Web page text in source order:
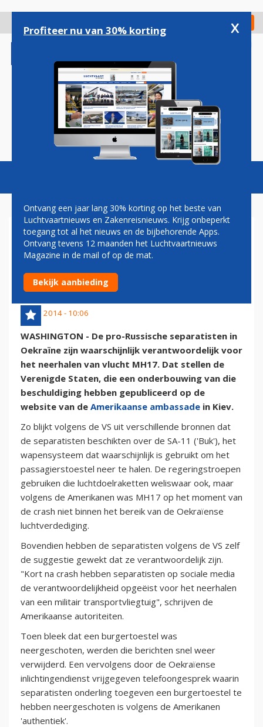
gaan
Check in
Magazine Podcasts Vacatures
AMERIKANEN PUBLICEREN
LIJST VAN 'BEWIJZEN' TEGEN
SEPARATISTEN
21 juli 2014 - 10:06
WASHINGTON - De pro-Russische separatisten in
Oekraïne zijn waarschijnlijk verantwoordelijk voor
het neerhalen van vlucht MH17. Dat stellen de
Verenigde Staten, die een onderbouwing van die
beschuldiging hebben gepubliceerd op de
website van de Amerikaanse ambassade in Kiev.
Zo blijkt volgens de VS uit verschillende bronnen dat
de separatisten beschikten over de SA-11 ('Buk'), het
wapensysteem dat waarschijnlijk is gebruikt om het
passagierstoestel neer te halen. De regeringstroepen
gebruiken die luchtdoelraketten weliswaar ook, maar
volgens de Amerikanen was MH17 op het moment van
de crash niet binnen het bereik van de Oekraïense
luchtverdediging.
Bovendien hebben de separatisten volgens de VS zelf
de suggestie gewekt dat ze verantwoordelijk zijn.
"Kort na crash hebben separatisten op sociale media
de verantwoordelijkheid opgeëist voor het neerhalen
van een militair transportvliegtuig", schrijven de
Amerikaanse autoriteiten.
Toen bleek dat een burgertoestel was
neergeschoten, werden die berichten snel weer
verwijderd. Een vervolgens door de Oekraïense
inlichtingendienst vrijgegeven telefoongesprek waarin
separatisten onderling toegeven een burgertoestel te
hebben neergeschoten is volgens de Amerikanen
'authentiek'.
Profiteer nu van 30% korting x
Ontvang een jaar lang 30% korting op het beste van
Luchtvaartnieuws en Zakenreisnieuws. Krijg onbeperkt
toegang tot al het nieuws en de bijbehorende Apps.
Ontvang tevens 12 maanden het Luchtvaartnieuws
Magazine in de mail of op de mat.
Bekijk aanbieding